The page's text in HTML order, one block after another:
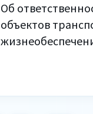
Об
объектов